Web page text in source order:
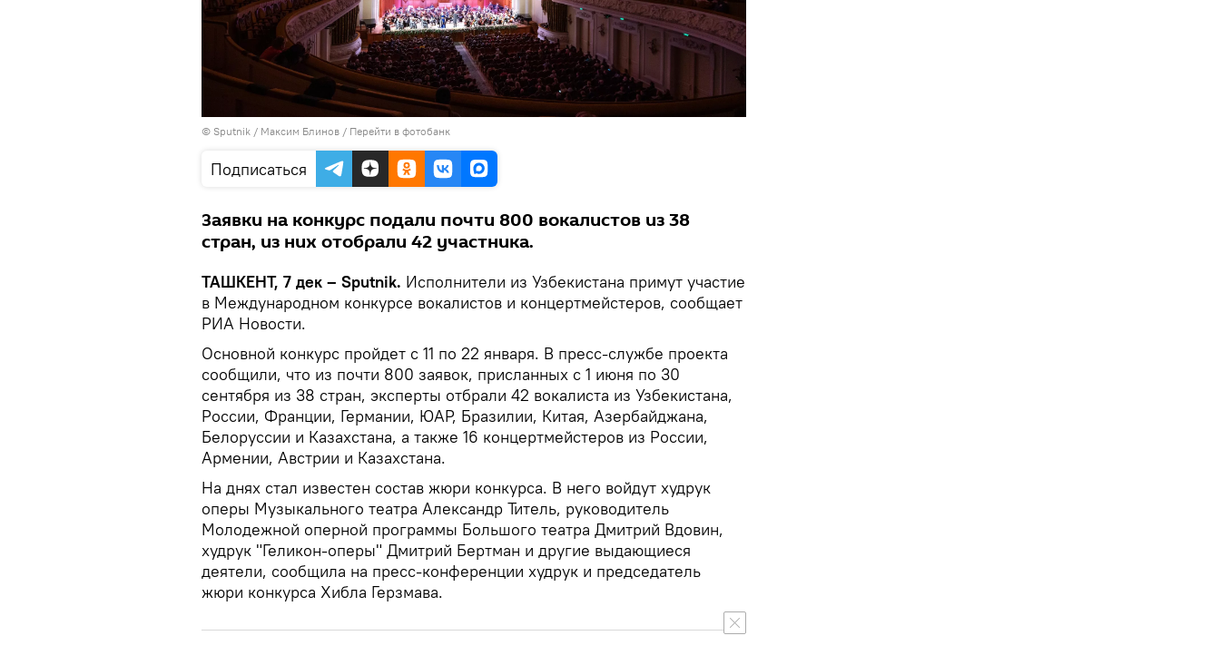
© Sputnik / Максим Блинов / Перейти в фотобанк
Подписаться
Заявки на конкурс подали почти 800 вокалистов из 38
стран, из них отобрали 42 участника.
ТАШКЕНТ, 7 дек – Sputnik. Исполнители из Узбекистана примут участие
в Международном конкурсе вокалистов и концертмейстеров, сообщает
РИА Новости.
Основной конкурс пройдет с 11 по 22 января. В пресс-службе проекта
сообщили, что из почти 800 заявок, присланных с 1 июня по 30
сентября из 38 стран, эксперты отбрали 42 вокалиста из Узбекистана,
России, Франции, Германии, ЮАР, Бразилии, Китая, Азербайджана,
Белоруссии и Казахстана, а также 16 концертмейстеров из России,
Армении, Австрии и Казахстана.
На днях стал известен состав жюри конкурса. В него войдут худрук
оперы Музыкального театра Александр Титель, руководитель
Молодежной оперной программы Большого театра Дмитрий Вдовин,
худрук "Геликон-оперы" Дмитрий Бертман и другие выдающиеся
деятели, сообщила на пресс-конференции худрук и председатель
жюри конкурса Хибла Герзмава.